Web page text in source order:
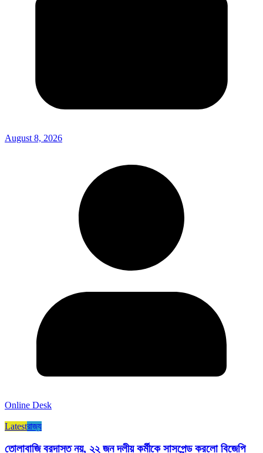
August 8, 2026
Online Desk
Latestরাজ্য​
তোলাবাজি বরদাস্ত নয়, ২২ জন দলীয় কর্মীকে সাসপেন্ড করলো বিজেপি